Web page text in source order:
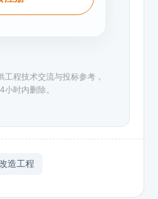
工程技术交流与投标参考，
时内删除。
造工程